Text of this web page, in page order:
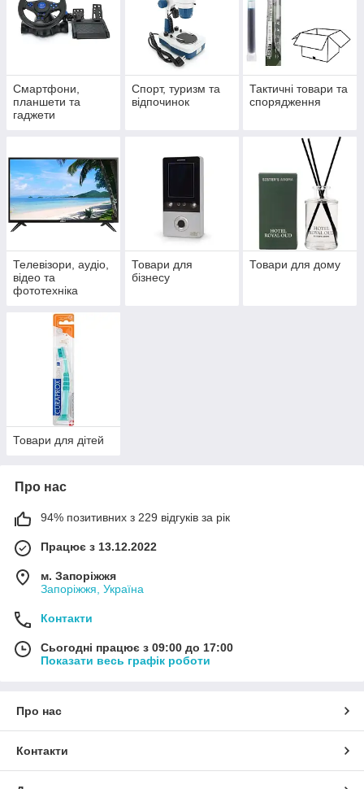
Смартфони,
планшети та
гаджети
Спорт, туризм та
відпочинок
Тактичні товари та
спорядження
Телевізори, аудіо,
відео та
фототехніка
Товари для
бізнесу
Товари для дому
Товари для дітей
Про нас
94% позитивних з 229 відгуків за рік
Працює з 13.12.2022
м. Запоріжжя
Запоріжжя, Україна
Контакти
Сьогодні працює з 09:00 до 17:00
Показати весь графік роботи
Про нас
Контакти